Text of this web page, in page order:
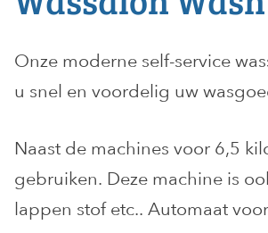
Onze moderne self-service
u snel en voordelig uw
Naast de machines voor 6,5
gebruiken. Deze machine is
lappen stof etc.. Automaat